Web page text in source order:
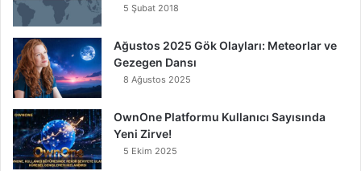
5 Şubat 2018
Ağustos 2025 Gök Olayları: Meteorlar ve
Gezegen Dansı
8 Ağustos 2025
OwnOne Platformu Kullanıcı Sayısında
Yeni Zirve!
5 Ekim 2025